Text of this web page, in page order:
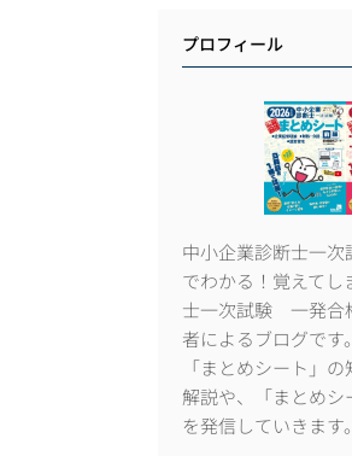
プロフィール
中小企業診断士一次
でわかる！覚えてし
士一次試験 一発合
者によるブログです。
「まとめシート」
解説や、「まとめシ
を発信していきます。